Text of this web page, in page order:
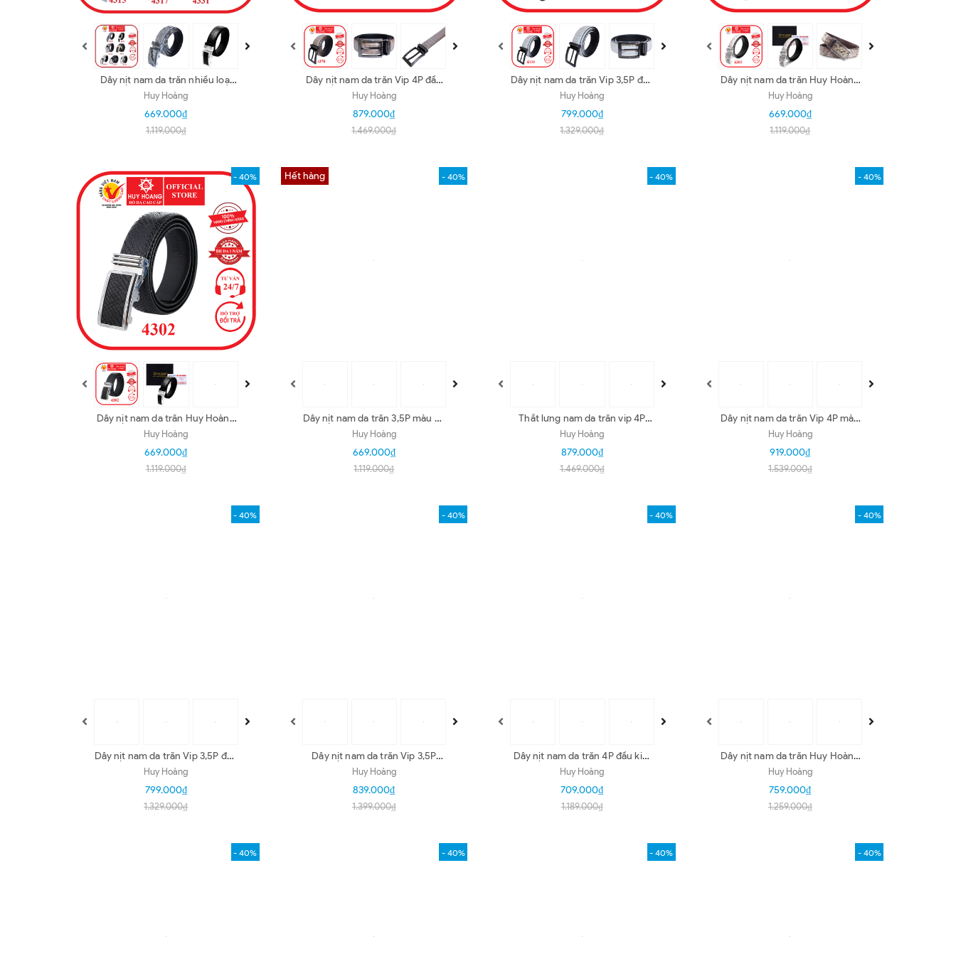
Dây nịt nam da trăn nhiều loại
nhiều màu HD4301-02-11-12-15-
17-31
Huy Hoàng
669.000₫
1.119.000₫
Dây nịt nam da trăn Vip 4P đầu
kim màu hồng phấn HD4370
Huy Hoàng
879.000₫
1.469.000₫
Dây nịt nam da trăn Vip 3,5P đầu
kim màu trắng HD4330
Huy Hoàng
799.000₫
1.329.000₫
Dây nịt nam da trăn Huy Hoàng
3,5P màu trắng HD4305
Huy Hoàng
669.000₫
1.119.000₫
- 40%
Dây nịt nam da trăn Huy Hoàng
3,5P màu đen HD4302
Huy Hoàng
669.000₫
1.119.000₫
- 40%
Hết hàng
Dây nịt nam da trăn 3,5P màu da
nguyên thủy HD4301
Huy Hoàng
669.000₫
1.119.000₫
- 40%
Thắt lưng nam da trăn vip 4P
đầu kim nhiều màu HD4336-37-
38-40
Huy Hoàng
879.000₫
1.469.000₫
- 40%
Dây nịt nam da trăn Vip 4P màu
da nguyên thủy, đen, trắng, nâu
HD4331-32-35-42
Huy Hoàng
919.000₫
1.539.000₫
- 40%
Dây nịt nam da trăn Vip 3,5P đầu
kim nhiều màu HD4326-27-28-
30
Huy Hoàng
799.000₫
1.329.000₫
- 40%
Dây nịt nam da trăn Vip 3,5P
màu da nguyên thủy, đen, trắng,
nâu HD4321-22-25-43
Huy Hoàng
839.000₫
1.399.000₫
- 40%
Dây nịt nam da trăn 4P đầu kim
màu da nguyên thủy, đen, trắng,
nâu HD4316-17-20-41
Huy Hoàng
709.000₫
1.189.000₫
- 40%
Dây nịt nam da trăn Huy Hoàng
4P màu da nguyên thủy, đen,
trắng, nâu HD4311-12-15-44
Huy Hoàng
759.000₫
1.259.000₫
- 40% - 40% - 40% - 40%